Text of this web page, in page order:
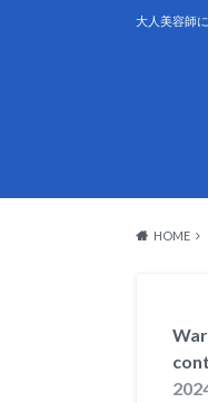
大人美容師
HOME